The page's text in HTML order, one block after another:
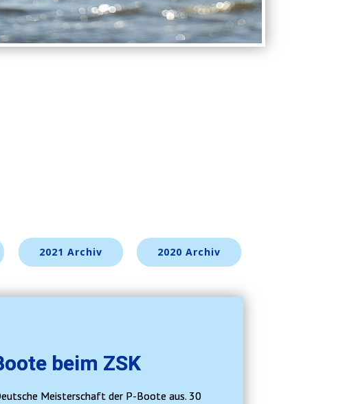
2021 Archiv 2020 Archiv
beim ZSK
Meisterschaft der P-Boote aus. 30